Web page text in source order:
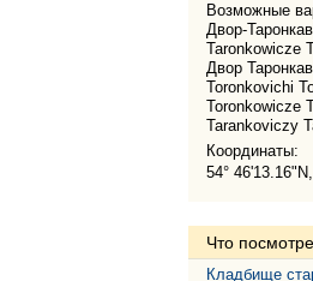
Возможные
Двор-
Taronkowicze
Двор
Toronkovichi
Toronkowicze
Tarankoviczy
Координаты:
54°
Что
Кладбище